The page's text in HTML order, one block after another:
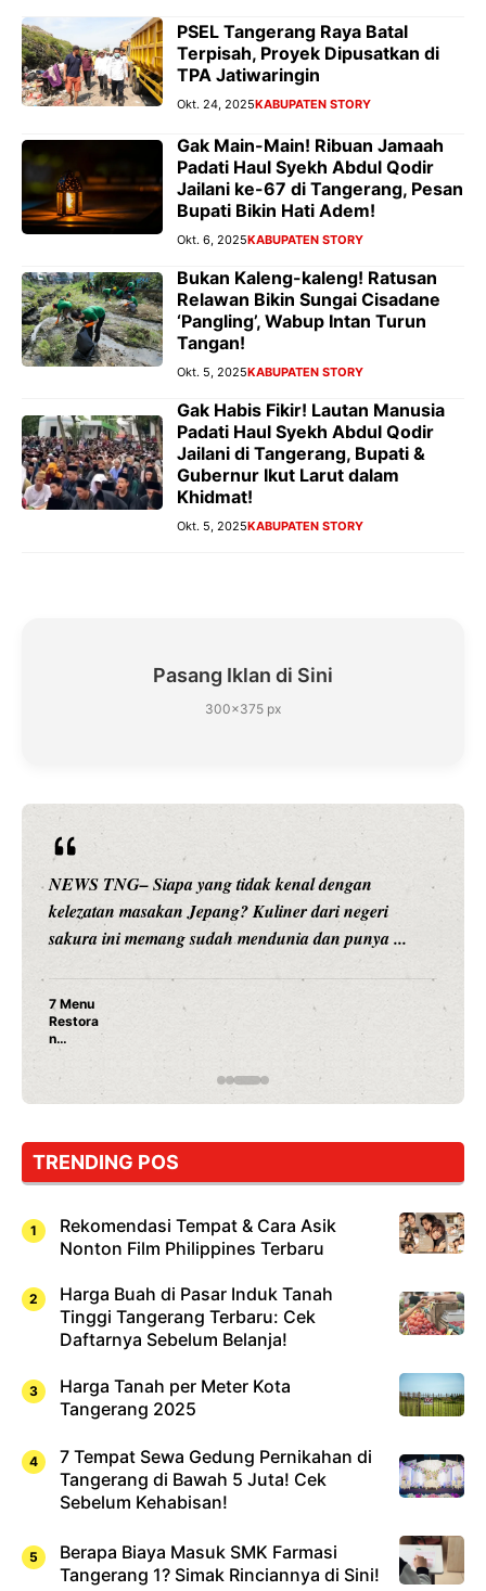
PSEL Tangerang Raya Batal
Terpisah, Proyek Dipusatkan di
TPA Jatiwaringin
Okt. 24, 2025KABUPATEN STORY
Gak Main-Main! Ribuan Jamaah
Padati Haul Syekh Abdul Qodir
Jailani ke-67 di Tangerang, Pesan
Bupati Bikin Hati Adem!
Okt. 6, 2025KABUPATEN STORY
Bukan Kaleng-kaleng! Ratusan
Relawan Bikin Sungai Cisadane
‘Pangling’, Wabup Intan Turun
Tangan!
Okt. 5, 2025KABUPATEN STORY
Gak Habis Fikir! Lautan Manusia
Padati Haul Syekh Abdul Qodir
Jailani di Tangerang, Bupati &
Gubernur Ikut Larut dalam
Khidmat!
Okt. 5, 2025KABUPATEN STORY
Pasang Iklan di Sini
300×375 px
kenal dengan
Kuliner dari negeri
dan punya ...
NEWS TNG– Siapa sangka,
hiburan, Nunung Srimulat
merambah dunia kuliner
Nunung Srimulat &
Rahasia Mami Bikin
TRENDING POS
Rekomendasi Tempat & Cara Asik
Nonton Film Philippines Terbaru
Harga Buah di Pasar Induk Tanah
Tinggi Tangerang Terbaru: Cek
Daftarnya Sebelum Belanja!
Harga Tanah per Meter Kota
Tangerang 2025
7 Tempat Sewa Gedung Pernikahan di
Tangerang di Bawah 5 Juta! Cek
Sebelum Kehabisan!
Berapa Biaya Masuk SMK Farmasi
Tangerang 1? Simak Rinciannya di Sini!